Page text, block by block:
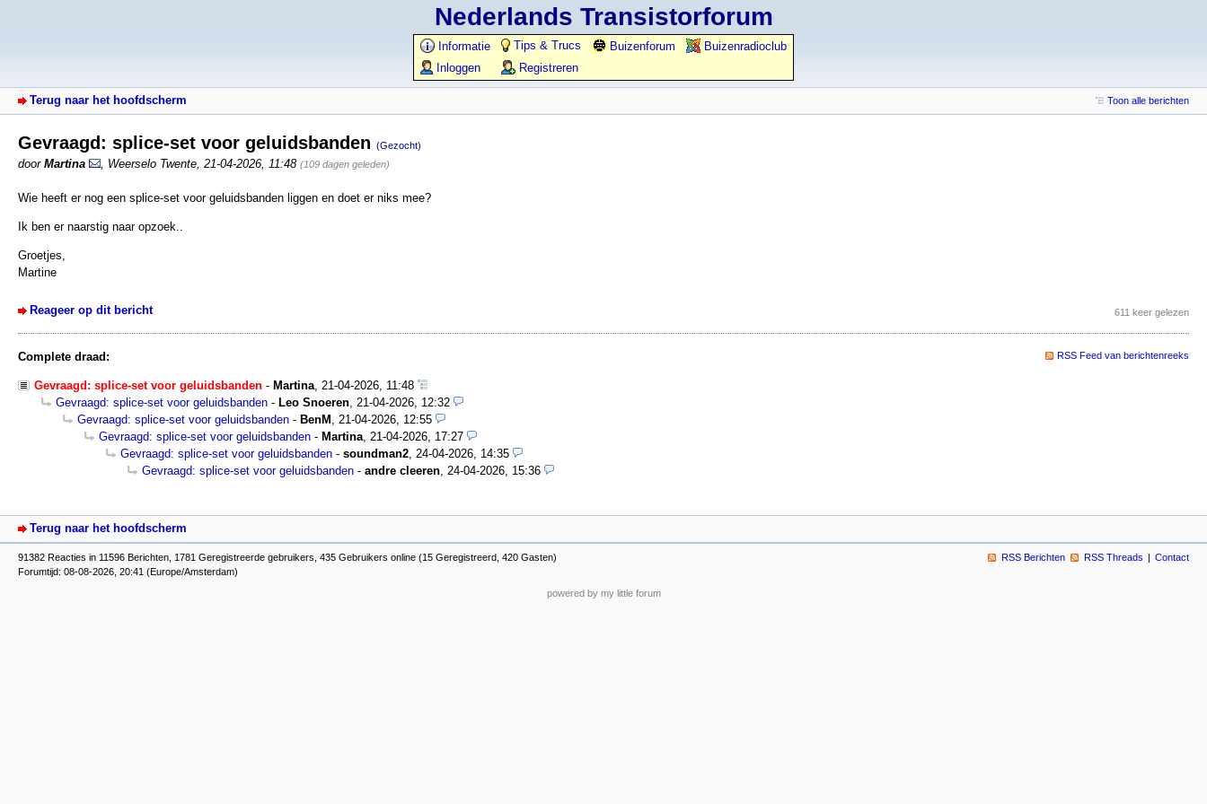
Nederlands Transistorforum
Informatie Tips & Trucs Buizenforum
Buizenradioclub
Inloggen
Registreren
Terug naar het hoofdscherm Toon alle berichten
Gevraagd: splice-set voor geluidsbanden (Gezocht)
door Martina Weerselo Twente 21-04-2026, 11:48 (109 dagen geleden)
Wie heeft er nog een splice-set voor geluidsbanden liggen en doet er niks mee?
Ik ben er naarstig naar opzoek..
Groetjes,
Martine
Reageer op dit bericht 611 keer gelezen
Complete draad: RSS Feed van berichtenreeks
Gevraagd: splice-set voor geluidsbanden - Martina, 21-04-2026, 11:48
Gevraagd: splice-set voor geluidsbanden - Leo Snoeren, 21-04-2026, 12:32
Gevraagd: splice-set voor geluidsbanden - BenM , 21-04-2026, 12:55
Gevraagd: splice-set voor geluidsbanden - Martina, 21-04-2026, 17:27
Gevraagd: splice-set voor geluidsbanden - soundman2, 24-04-2026, 14:35
Gevraagd: splice-set voor geluidsbanden - andre cleeren, 24-04-2026, 15:36
Terug naar het hoofdscherm
91382 Reacties in 11596 Berichten, 1781 Geregistreerde gebruikers, 435 Gebruikers online (15 Geregistreerd, 420 Gasten)
Forumtijd: 08-08-2026, 20:41 (Europe/Amsterdam)
RSS Berichten RSS Threads Contact
powered by my little forum